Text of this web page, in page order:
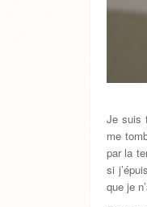
Je suis
me
par la
si
que je